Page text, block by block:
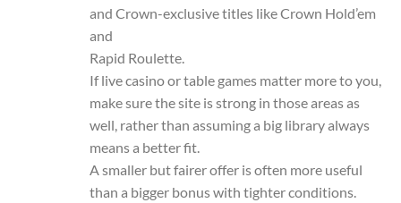
and Crown-exclusive titles like Crown Hold’em
and
Rapid Roulette.
If live casino or table games matter more to you,
make sure the site is strong in those areas as
well, rather than assuming a big library always
means a better fit.
A smaller but fairer offer is often more useful
than a bigger bonus with tighter conditions.